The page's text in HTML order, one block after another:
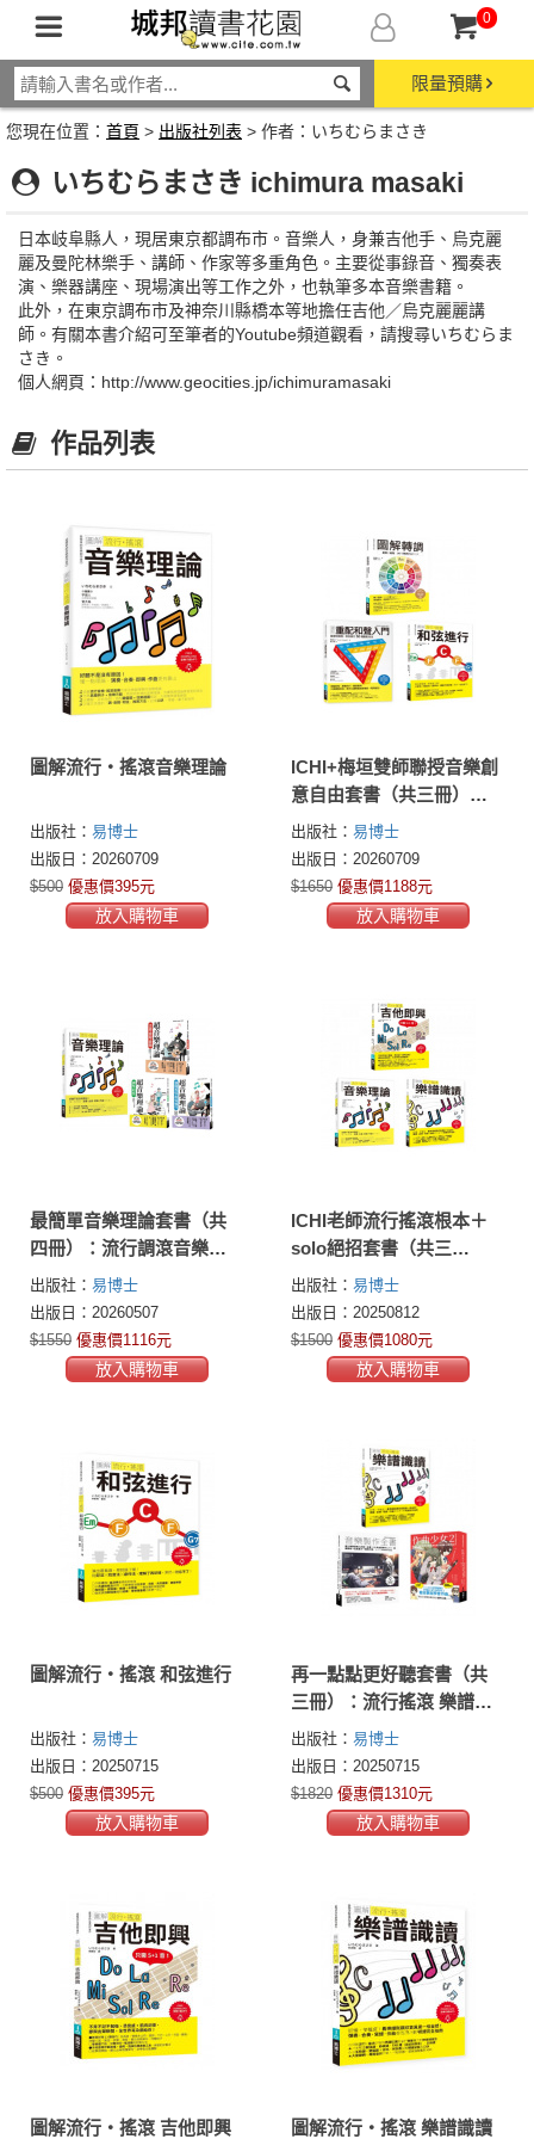
0
限量預購
您現在位置： 首頁 > 出版社列表 > 作者：いちむらまさき
いちむらまさき ichimura masaki
日本岐阜縣人，現居東京都調布市。音樂人，身兼吉他手、烏克麗
麗及曼陀林樂手、講師、作家等多重角色。主要從事錄音、獨奏表
演、樂器講座、現場演出等工作之外，也執筆多本音樂書籍。
此外，在東京調布市及神奈川縣橋本等地擔任吉他／烏克麗麗講
師。有關本書介紹可至筆者的Youtube頻道觀看，請搜尋いちむらま
さき。
個人網頁：http://www.geocities.jp/ichimuramasaki
作品列表
圖解流行‧搖滾音樂理論
出版社： 易博士
出版日：20260709
$500 優惠價395元
放入購物車
ICHI+梅垣雙師聯授音樂創
意自由套書（共三冊）：
轉調＋重配和聲入門＋流
行搖滾和弦進行
出版社： 易博士
出版日：20260709
$1650 優惠價1188元
放入購物車
最簡單音樂理論套書（共
四冊）：流行調滾音樂理
論＋超音樂理論三書
出版社： 易博士
出版日：20260507
$1550 優惠價1116元
放入購物車
ICHI老師流行搖滾根本＋
solo絕招套書（共三
冊）：吉他即興＋樂譜識
讀＋音樂理論
出版社： 易博士
出版日：20250812
$1500 優惠價1080元
放入購物車
圖解流行‧搖滾 和弦進行
出版社： 易博士
出版日：20250715
$500 優惠價395元
放入購物車
再一點點更好聽套書（共
三冊）：流行搖滾 樂譜識
讀＋作曲少女2＋音樂製作
全書
出版社： 易博士
出版日：20250715
$1820 優惠價1310元
放入購物車
圖解流行‧搖滾 吉他即興 圖解流行‧搖滾 樂譜識讀